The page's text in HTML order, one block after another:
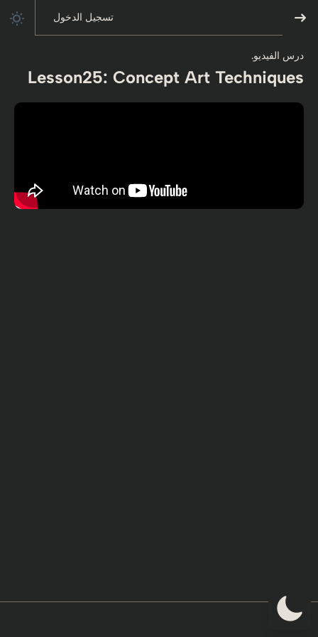
تسجيل الدخول
درس الفيديو.
Lesson25: Concept Art Techniques